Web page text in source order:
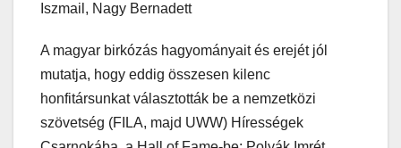
Iszmail, Nagy Bernadett
A magyar birkózás hagyományait és erejét jól
mutatja, hogy eddig összesen kilenc
honfitársunkat választották be a nemzetközi
szövetség (FILA, majd UWW) Hírességek